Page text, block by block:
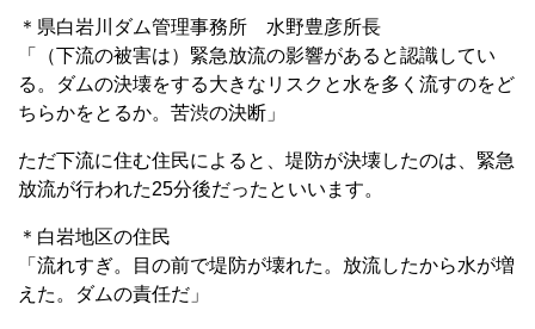
＊県白岩川ダム管理事務所 水野豊彦所長
「（下流の被害は）緊急放流の影響があると認識してい
る。ダムの決壊をする大きなリスクと水を多く流すのをど
ちらかをとるか。苦渋の決断」
ただ下流に住む住民によると、堤防が決壊したのは、緊急
放流が行われた25分後だったといいます。
＊白岩地区の住民
「流れすぎ。目の前で堤防が壊れた。放流したから水が増
えた。ダムの責任だ」